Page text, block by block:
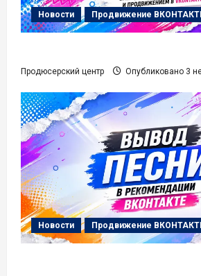
Новости Продвижение
Продюсерский центр Опубликовано 3
Новости Продвижение